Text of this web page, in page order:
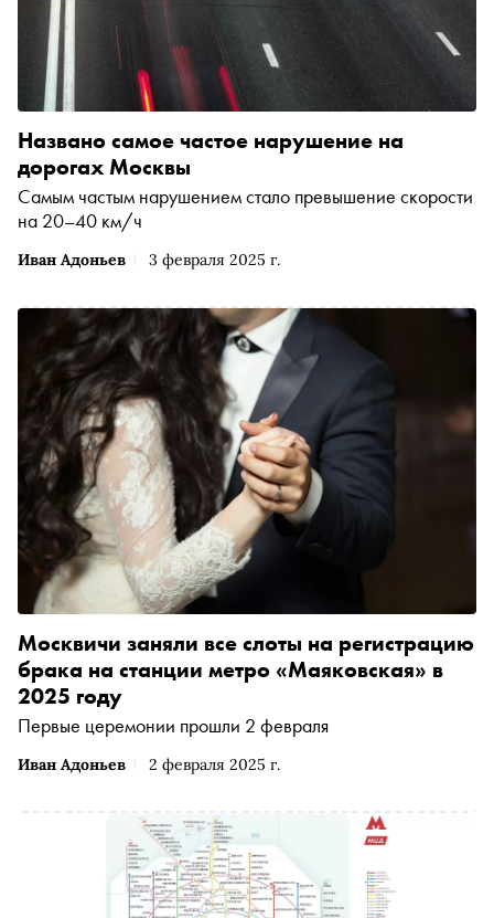
Иван Адоньев 3 февраля 2025 г.
Названо самое частое нарушение на
дорогах Москвы
Самым частым нарушением стало превышение скорости
на 20–40 км/ч
Иван Адоньев 2 февраля 2025 г.
Москвичи заняли все слоты на регистрацию
брака на станции метро «Маяковская» в
2025 году
Первые церемонии прошли 2 февраля